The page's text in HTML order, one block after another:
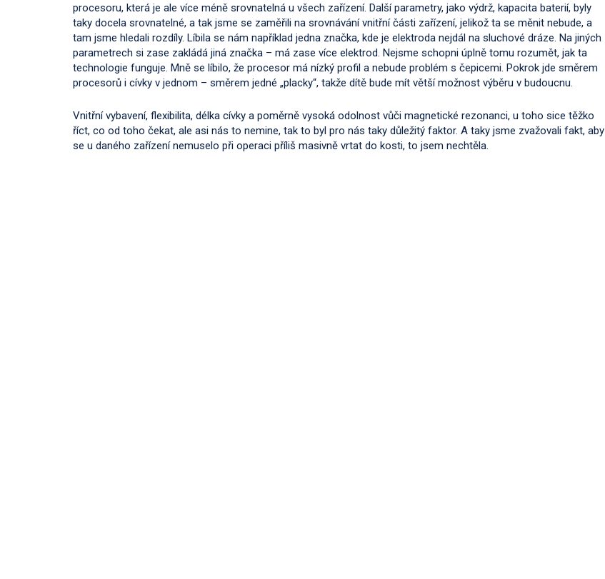
procesoru, která je ale více méně srovnatelná u všech zařízení. Další parametry, jako výdrž, kapacita baterií, byly
taky docela srovnatelné, a tak jsme se zaměřili na srovnávání vnitřní části zařízení, jelikož ta se měnit nebude, a
tam jsme hledali rozdíly. Líbila se nám například jedna značka, kde je elektroda nejdál na sluchové dráze. Na jiných
parametrech si zase zakládá jiná značka – má zase více elektrod. Nejsme schopni úplně tomu rozumět, jak ta
technologie funguje. Mně se líbilo, že procesor má nízký profil a nebude problém s čepicemi. Pokrok jde směrem
procesorů i cívky v jednom – směrem jedné „placky“, takže dítě bude mít větší možnost výběru v budoucnu.
Vnitřní vybavení, flexibilita, délka cívky a poměrně vysoká odolnost vůči magnetické rezonanci, u toho sice těžko
říct, co od toho čekat, ale asi nás to nemine, tak to byl pro nás taky důležitý faktor. A taky jsme zvažovali fakt, aby
se u daného zařízení nemuselo při operaci příliš masivně vrtat do kosti, to jsem nechtěla.